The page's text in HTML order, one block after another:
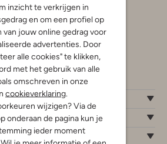
inzicht te verkrijgen in
en om een profiel op
van jouw online gedrag voor
advertenties. Door
alle cookies" te klikken,
met het gebruik van alle
omschreven in onze
cookieverklaring.
wijzigen? Via de
onderaan de pagina kun je
ieder moment
19:00 uur